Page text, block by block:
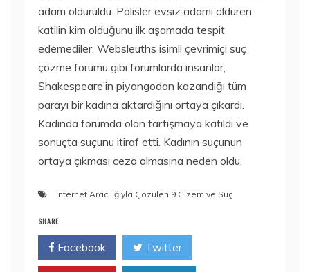
adam öldürüldü. Polisler evsiz adamı öldüren
katilin kim olduğunu ilk aşamada tespit
edemediler. Websleuths isimli çevrimiçi suç
çözme forumu gibi forumlarda insanlar,
Shakespeare’in piyangodan kazandığı tüm
parayı bir kadına aktardığını ortaya çıkardı.
Kadında forumda olan tartışmaya katıldı ve
sonuçta suçunu itiraf etti. Kadının suçunun
ortaya çıkması ceza almasına neden oldu.
İnternet Aracılığıyla Çözülen 9 Gizem ve Suç
SHARE
Facebook Twitter